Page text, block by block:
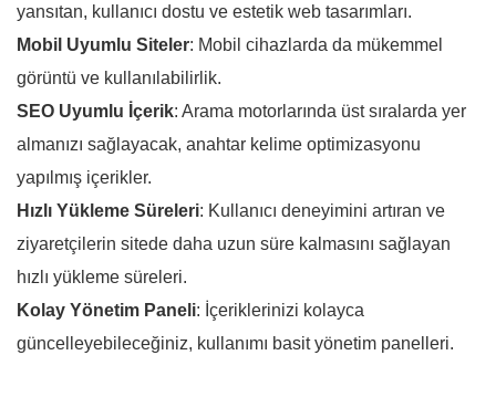
yansıtan, kullanıcı dostu ve estetik web tasarımları.
Mobil Uyumlu Siteler: Mobil cihazlarda da mükemmel
görüntü ve kullanılabilirlik.
SEO Uyumlu İçerik: Arama motorlarında üst sıralarda yer
almanızı sağlayacak, anahtar kelime optimizasyonu
yapılmış içerikler.
Hızlı Yükleme Süreleri: Kullanıcı deneyimini artıran ve
ziyaretçilerin sitede daha uzun süre kalmasını sağlayan
hızlı yükleme süreleri.
Kolay Yönetim Paneli: İçeriklerinizi kolayca
güncelleyebileceğiniz, kullanımı basit yönetim panelleri.